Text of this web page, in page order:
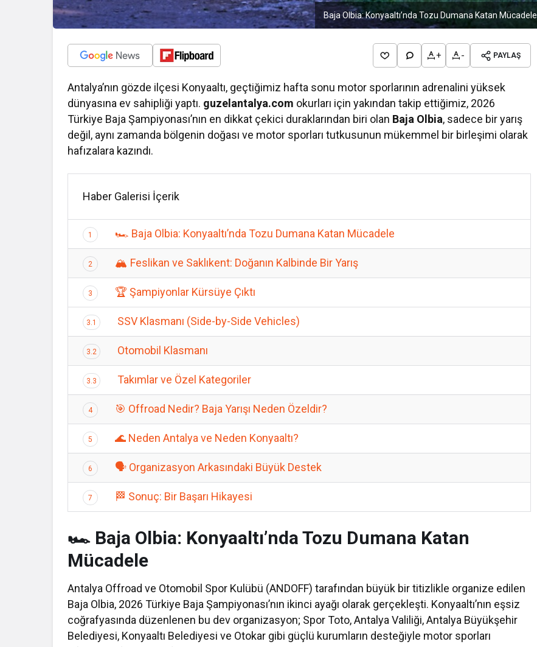
Baja Olbia: Konyaaltı’nda Tozu Dumana Katan Mücadele
+ - PAYLAŞ
Antalya’nın gözde ilçesi Konyaaltı, geçtiğimiz hafta sonu motor sporlarının adrenalini yüksek
dünyasına ev sahipliği yaptı. guzelantalya.com okurları için yakından takip ettiğimiz, 2026
Türkiye Baja Şampiyonası’nın en dikkat çekici duraklarından biri olan Baja Olbia, sadece bir yarış
değil, aynı zamanda bölgenin doğası ve motor sporları tutkusunun mükemmel bir birleşimi olarak
hafızalara kazındı.
Haber Galerisi İçerik
1 🏎️ Baja Olbia: Konyaaltı’nda Tozu Dumana Katan Mücadele
2 🏔️ Feslikan ve Saklıkent: Doğanın Kalbinde Bir Yarış
3 🏆 Şampiyonlar Kürsüye Çıktı
3.1 SSV Klasmanı (Side-by-Side Vehicles)
3.2 Otomobil Klasmanı
3.3 Takımlar ve Özel Kategoriler
4 🎯 Offroad Nedir? Baja Yarışı Neden Özeldir?
5 🌊 Neden Antalya ve Neden Konyaaltı?
6 🗣️ Organizasyon Arkasındaki Büyük Destek
7 🏁 Sonuç: Bir Başarı Hikayesi
🏎️ Baja Olbia: Konyaaltı’nda Tozu Dumana Katan
Mücadele
Antalya Offroad ve Otomobil Spor Kulübü (ANDOFF) tarafından büyük bir titizlikle organize edilen
Baja Olbia, 2026 Türkiye Baja Şampiyonası’nın ikinci ayağı olarak gerçekleşti. Konyaaltı’nın eşsiz
coğrafyasında düzenlenen bu dev organizasyon; Spor Toto, Antalya Valiliği, Antalya Büyükşehir
Belediyesi, Konyaaltı Belediyesi ve Otokar gibi güçlü kurumların desteğiyle motor sporları